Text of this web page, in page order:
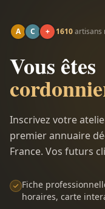
A C + 1610artisans
Vous êtes
Inscrivez votre
premier annuaire
France. Vos futurs
Fiche
horaires, carte